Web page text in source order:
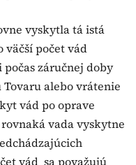
vyskytla tá istá
väčší počet vád
záručnej doby
alebo vrátenie
vád po oprave
vada vyskytne
vád sa považujú